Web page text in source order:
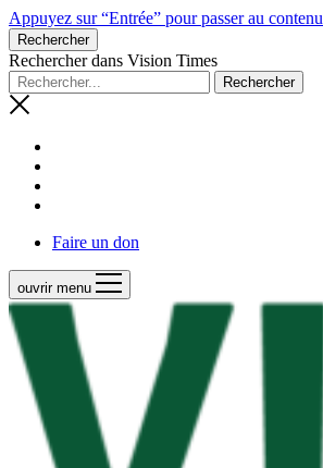
Appuyez sur “Entrée” pour passer au contenu
Rechercher
Rechercher dans Vision Times
Faire un don
ouvrir menu